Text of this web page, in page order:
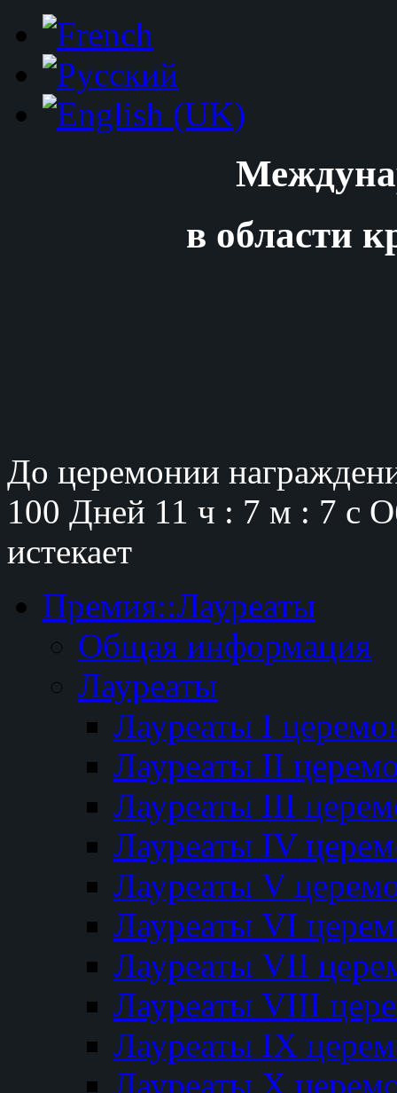
в области
До церемонии
100 Дней 11 ч : 7 м : 6 с
истекает
Премия::Лауреаты
Общая информация
Лауреаты
Лауреаты I
Лауреаты II
Лауреаты III
Лауреаты IV
Лауреаты V
Лауреаты VI
Лауреаты VII
Лауреаты VIII
Лауреаты IX
Лауреаты Х